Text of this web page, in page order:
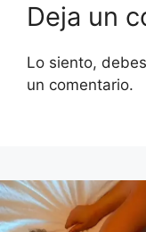
Deja un
Lo siento,
un comentario.